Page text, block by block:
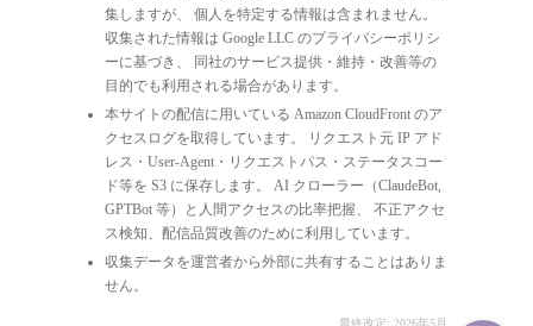
集しますが、 個人を特定する情報は含まれません。
収集された情報は Google LLC のプライバシーポリシ
ーに基づき、 同社のサービス提供・維持・改善等の
目的でも利用される場合があります。
本サイトの配信に用いている Amazon CloudFront のア
クセスログを取得しています。 リクエスト元 IP アド
レス・User-Agent・リクエストパス・ステータスコー
ド等を S3 に保存します。 AI クローラー（ClaudeBot,
GPTBot 等）と人間アクセスの比率把握、 不正アクセ
ス検知、配信品質改善のために利用しています。
収集データを運営者から外部に共有することはありま
せん。
最終改定: 2026年5月